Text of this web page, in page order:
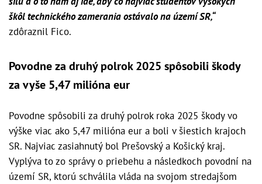
škôl technického zamerania ostávalo na území SR,“
zdôraznil Fico.
Povodne za druhý polrok 2025 spôsobili škody
za vyše 5,47 milióna eur
Povodne spôsobili za druhý polrok roka 2025 škody vo
výške viac ako 5,47 milióna eur a boli v šiestich krajoch
SR. Najviac zasiahnutý bol Prešovský a Košický kraj.
Vyplýva to zo správy o priebehu a následkoch povodní na
území SR, ktorú schválila vláda na svojom stredajšom